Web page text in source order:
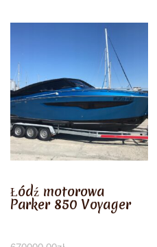
Łódź motorowa
Parker 850 Voyager